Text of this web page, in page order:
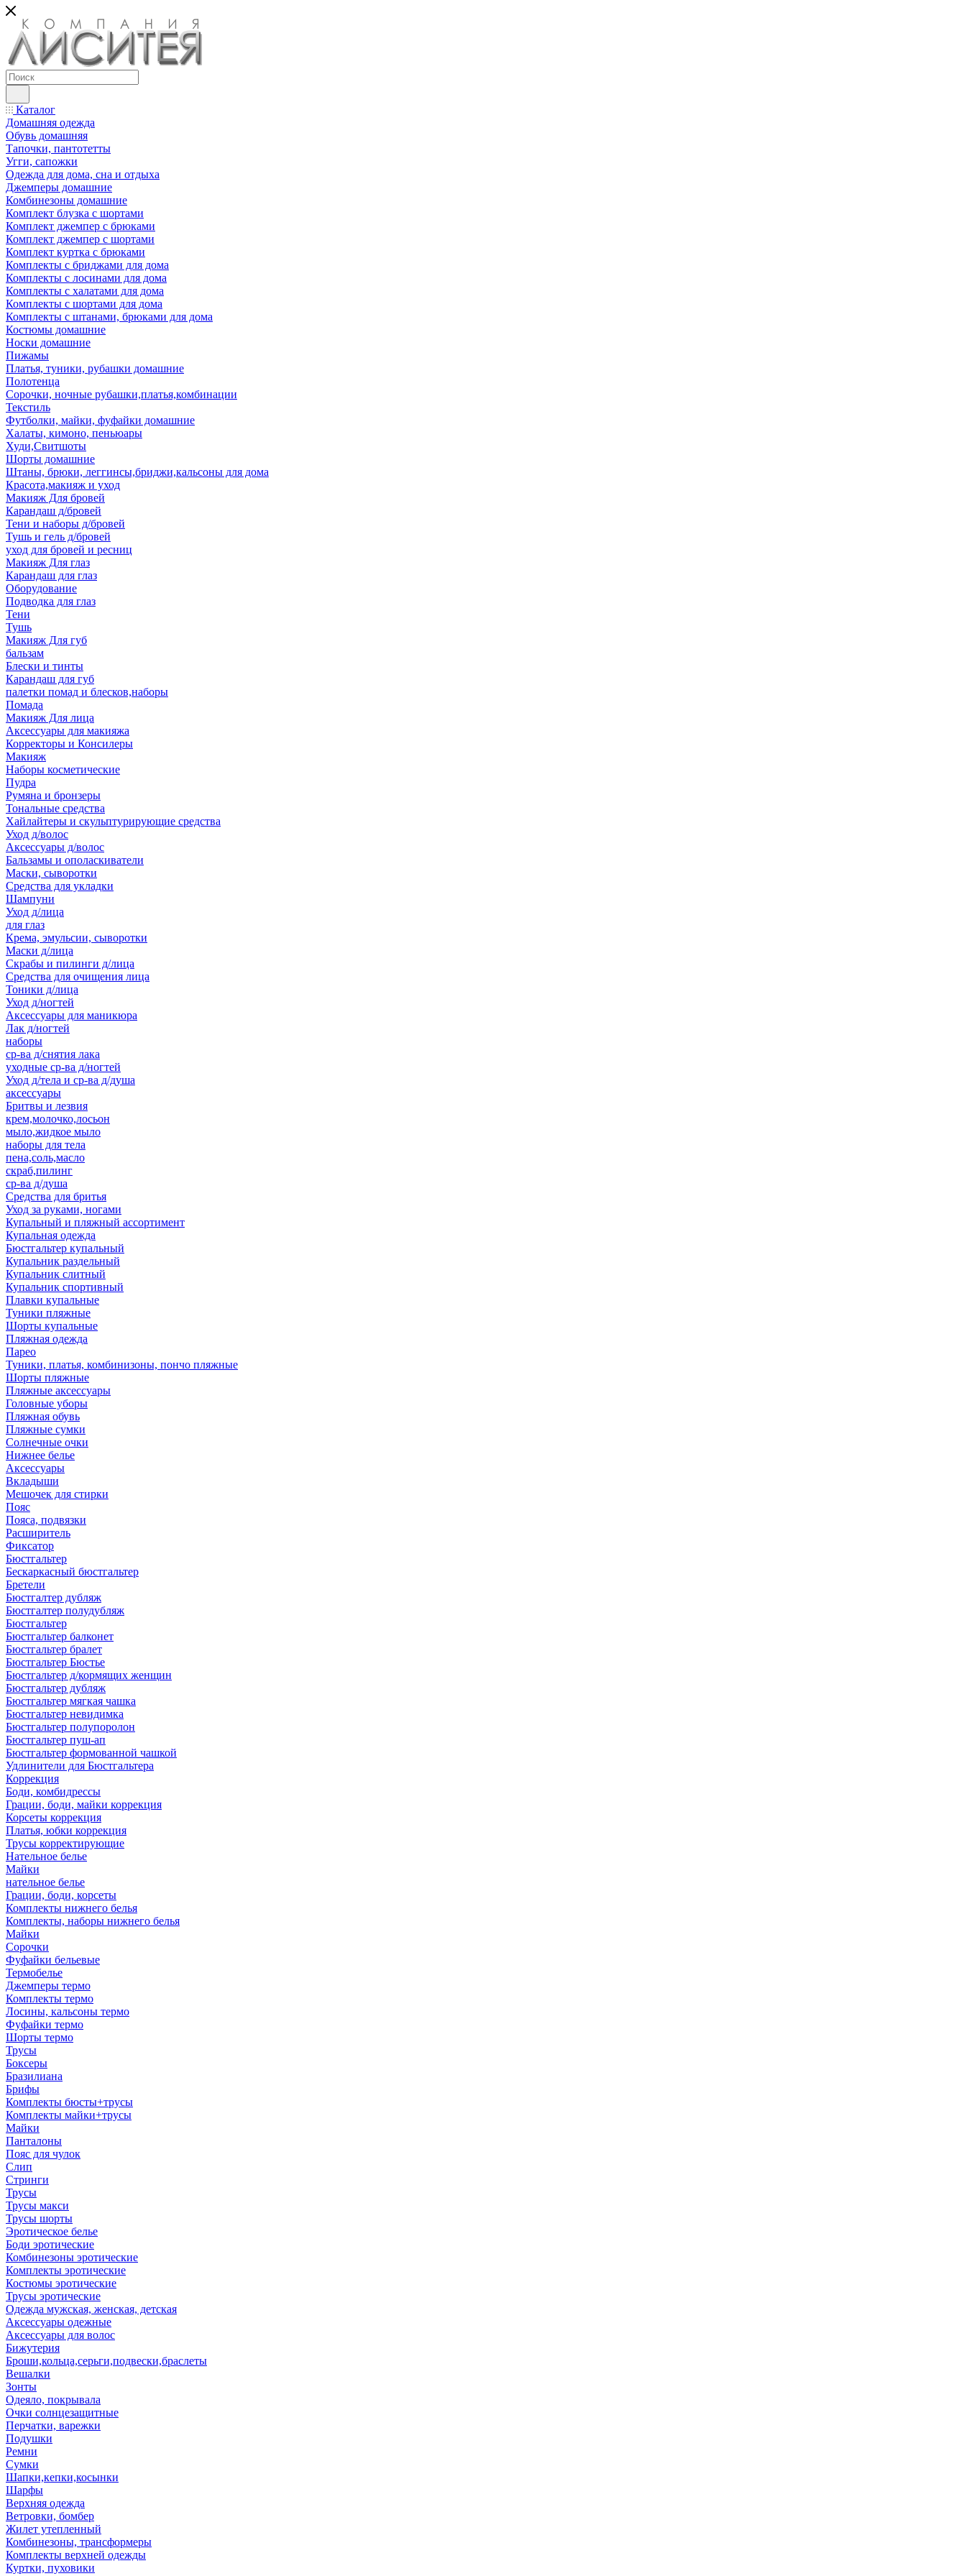
Каталог
Домашняя одежда
Обувь домашняя
Тапочки, пантотетты
Угги, сапожки
Одежда для дома, сна и отдыха
Джемперы домашние
Комбинезоны домашние
Комплект блузка с шортами
Комплект джемпер с брюками
Комплект джемпер с шортами
Комплект куртка с брюками
Комплекты с бриджами для дома
Комплекты с лосинами для дома
Комплекты с халатами для дома
Комплекты с шортами для дома
Комплекты с штанами, брюками для дома
Костюмы домашние
Носки домашние
Пижамы
Платья, туники, рубашки домашние
Полотенца
Сорочки, ночные рубашки,платья,комбинации
Текстиль
Футболки, майки, фуфайки домашние
Халаты, кимоно, пеньюары
Худи,Свитшоты
Шорты домашние
Штаны, брюки, леггинсы,бриджи,кальсоны для дома
Красота,макияж и уход
Макияж Для бровей
Карандаш д/бровей
Тени и наборы д/бровей
Тушь и гель д/бровей
уход для бровей и ресниц
Макияж Для глаз
Карандаш для глаз
Оборудование
Подводка для глаз
Тени
Тушь
Макияж Для губ
бальзам
Блески и тинты
Карандаш для губ
палетки помад и блесков,наборы
Помада
Макияж Для лица
Аксессуары для макияжа
Корректоры и Консилеры
Макияж
Наборы косметические
Пудра
Румяна и бронзеры
Тональные средства
Хайлайтеры и скульптурирующие средства
Уход д/волос
Аксессуары д/волос
Бальзамы и ополаскиватели
Маски, сыворотки
Средства для укладки
Шампуни
Уход д/лица
для глаз
Крема, эмульсии, сыворотки
Маски д/лица
Скрабы и пилинги д/лица
Средства для очищения лица
Тоники д/лица
Уход д/ногтей
Аксессуары для маникюра
Лак д/ногтей
наборы
ср-ва д/снятия лака
уходные ср-ва д/ногтей
Уход д/тела и ср-ва д/душа
аксессуары
Бритвы и лезвия
крем,молочко,лосьон
мыло,жидкое мыло
наборы для тела
пена,соль,масло
скраб,пилинг
ср-ва д/душа
Средства для бритья
Уход за руками, ногами
Купальный и пляжный ассортимент
Купальная одежда
Бюстгальтер купальный
Купальник раздельный
Купальник слитный
Купальник спортивный
Плавки купальные
Туники пляжные
Шорты купальные
Пляжная одежда
Парео
Туники, платья, комбинизоны, пончо пляжные
Шорты пляжные
Пляжные аксессуары
Головные уборы
Пляжная обувь
Пляжные сумки
Солнечные очки
Нижнее белье
Аксессуары
Вкладыши
Мешочек для стирки
Пояс
Пояса, подвязки
Расширитель
Фиксатор
Бюстгальтер
Бескаркасный бюстгальтер
Бретели
Бюстгалтер дубляж
Бюстгалтер полудубляж
Бюстгальтер
Бюстгальтер балконет
Бюстгальтер бралет
Бюстгальтер Бюстье
Бюстгальтер д/кормящих женщин
Бюстгальтер дубляж
Бюстгальтер мягкая чашка
Бюстгальтер невидимка
Бюстгальтер полупоролон
Бюстгальтер пуш-ап
Бюстгальтер формованной чашкой
Удлинители для Бюстгальтера
Коррекция
Боди, комбидрессы
Грации, боди, майки коррекция
Корсеты коррекция
Платья, юбки коррекция
Трусы корректирующие
Нательное белье
Майки
нательное белье
Грации, боди, корсеты
Комплекты нижнего белья
Комплекты, наборы нижнего белья
Майки
Сорочки
Фуфайки бельевые
Термобелье
Джемперы термо
Комплекты термо
Лосины, кальсоны термо
Фуфайки термо
Шорты термо
Трусы
Боксеры
Бразилиана
Брифы
Комплекты бюсты+трусы
Комплекты майки+трусы
Майки
Панталоны
Пояс для чулок
Слип
Стринги
Трусы
Трусы макси
Трусы шорты
Эротическое белье
Боди эротические
Комбинезоны эротические
Комплекты эротические
Костюмы эротические
Трусы эротические
Одежда мужская, женская, детская
Аксессуары одежные
Аксессуары для волос
Бижутерия
Броши,кольца,серьги,подвески,браслеты
Вешалки
Зонты
Одеяло, покрывала
Очки солнцезащитные
Перчатки, варежки
Подушки
Ремни
Сумки
Шапки,кепки,косынки
Шарфы
Верхняя одежда
Ветровки, бомбер
Жилет утепленный
Комбинезоны, трансформеры
Комплекты верхней одежды
Куртки, пуховики